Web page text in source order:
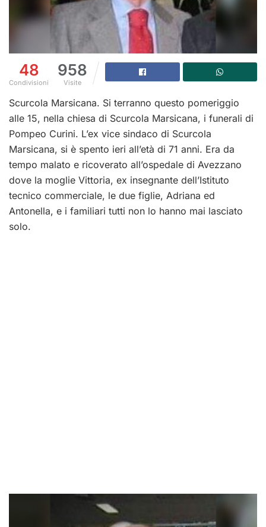
48
Condivisioni
958
Visite
Scurcola Marsicana. Si terranno questo pomeriggio
alle 15, nella chiesa di Scurcola Marsicana, i funerali di
Pompeo Curini. L’ex vice sindaco di Scurcola
Marsicana, si è spento ieri all’età di 71 anni. Era da
tempo malato e ricoverato all’ospedale di Avezzano
dove la moglie Vittoria, ex insegnante dell’Istituto
tecnico commerciale, le due figlie, Adriana ed
Antonella, e i familiari tutti non lo hanno mai lasciato
solo.